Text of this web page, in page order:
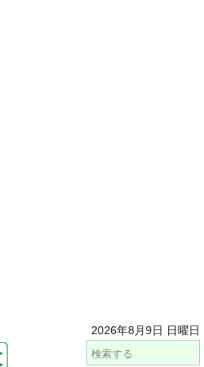
2026年8月9日 日曜日